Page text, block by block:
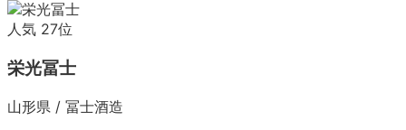
人気 27位
栄光冨士
山形県 / 冨士酒造